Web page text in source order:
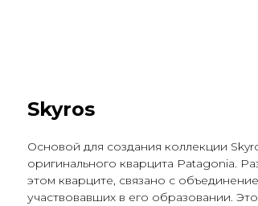
Skyros
Основой для создания коллекции
оригинального кварцита Patagonia.
этом кварците, связано с
участвовавших в его образовании.